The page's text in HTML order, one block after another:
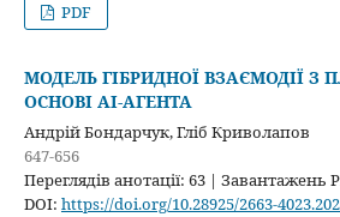
PDF
МОДЕЛЬ ГІБРИДНОЇ ВЗАЄМОДІЇ
ОСНОВІ AI-АГЕНТА
Aндрій Бондарчук, Гліб Криволапов
647-656
Переглядів анотації: 63 | Завантажень
DOI: https://doi.org/10.28925/2663-